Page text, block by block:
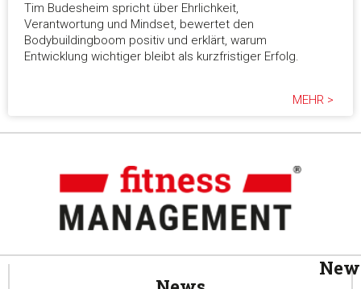
Tim Budesheim spricht über Ehrlichkeit,
Verantwortung und Mindset, bewertet den
Bodybuildingboom positiv und erklärt, warum
Entwicklung wichtiger bleibt als kurzfristiger Erfolg.
MEHR >